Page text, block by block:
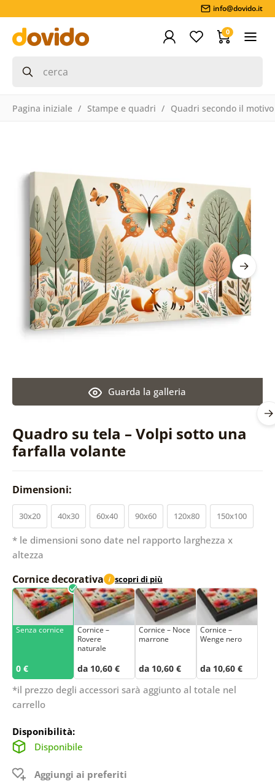
info@dovido.it
0
Pagina iniziale Stampe e quadri Quadri secondo il motivo
Quadro su tela – Volpi sotto una
farfalla volante
Guarda la galleria
Dimensioni:
30x20 40x30 60x40 90x60 120x80 150x100
* le dimensioni sono date nel rapporto larghezza x
altezza
Cornice decorativa i scopri di più
Senza cornice
0 €
Cornice –
Rovere
naturale
da 10,60 €
Cornice – Noce
marrone
da 10,60 €
Cornice –
Wenge nero
da 10,60 €
*il prezzo degli accessori sarà aggiunto al totale nel
carrello
Disponibilità:
Disponibile
Aggiungi ai preferiti